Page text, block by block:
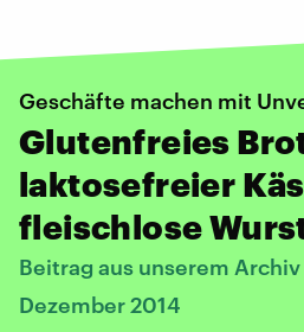
Geschäfte machen mit
Glutenfreies
laktosefreier
fleischlose
Beitrag aus unserem
Dezember 2014